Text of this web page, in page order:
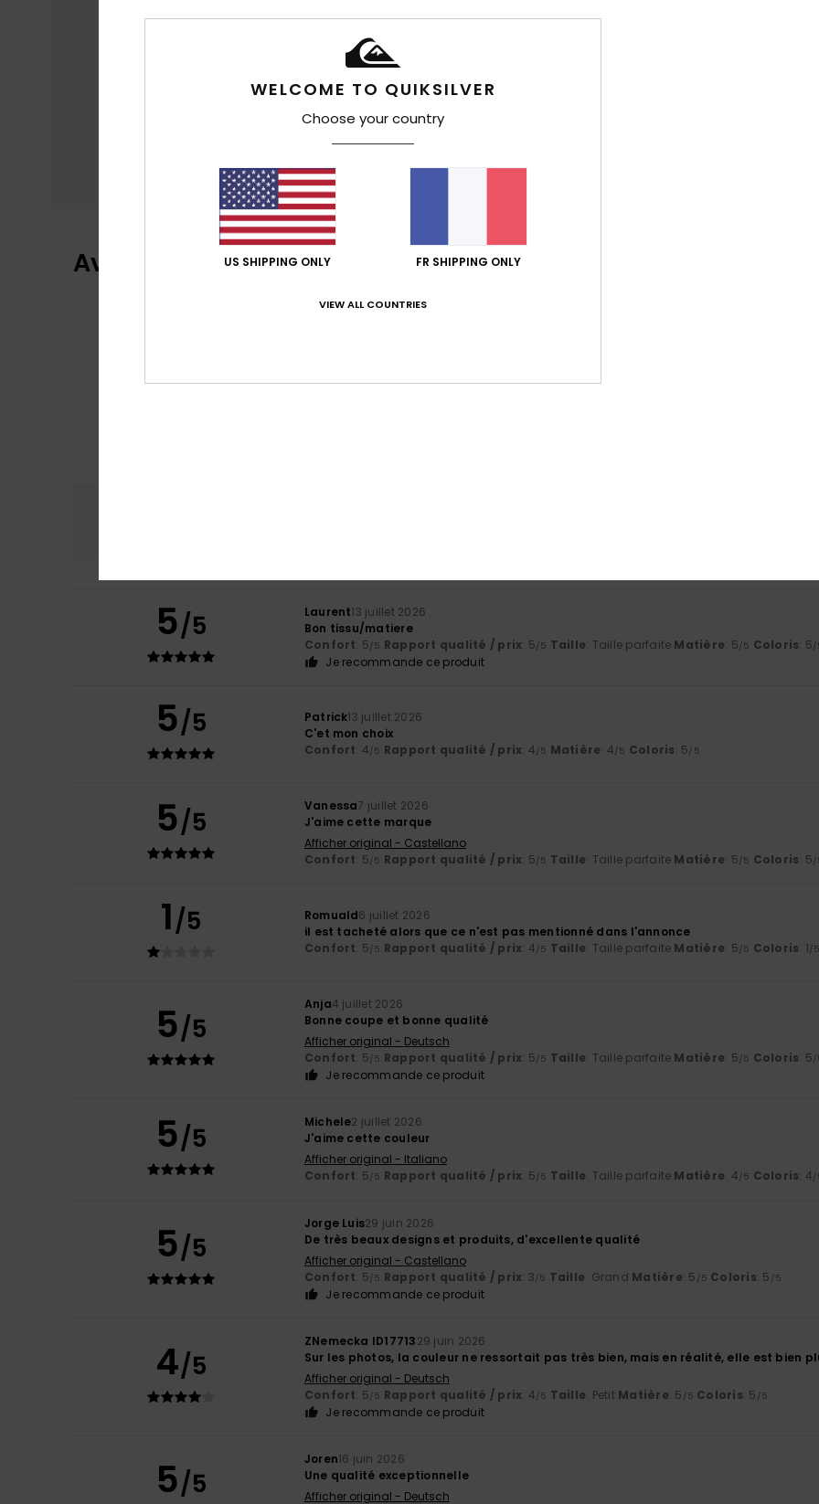
Avis clients
4.3
5/5 Laurent13 juillet 2026
Bon tissu/matiere
Confort: 5/5 Rapport qualité / prix: 5/5 Taille: Taille parfaite Matière: 5/5 Coloris: 5/
Je recommande ce produit
5/5 Patrick13 juillet 2026
C'et mon choix
Confort: 4/5 Rapport qualité / prix: 4/5 Matière: 4/5 Coloris: 5/5
5/5 Vanessa7 juillet 2026
J'aime cette marque
Afficher original - Castellano
Confort: 5/5 Rapport qualité / prix: 5/5 Taille: Taille parfaite Matière: 5/5 Coloris: 5/
1/5 Romuald6 juillet 2026
il est tacheté alors que ce n'est pas mentionné dans l'annonce
Confort: 5/5 Rapport qualité / prix: 4/5 Taille: Taille parfaite Matière: 5/5 Coloris: 1/5
5/5
Anja4 juillet 2026
Bonne coupe et bonne qualité
Afficher original - Deutsch
Confort: 5/5 Rapport qualité / prix: 5/5 Taille: Taille parfaite Matière: 5/5 Coloris: 5/
Je recommande ce produit
5/5 Michele2 juillet 2026
J'aime cette couleur
Afficher original - Italiano
Confort: 5/5 Rapport qualité / prix: 5/5 Taille: Taille parfaite Matière: 4/5 Coloris: 4/
5/5
Jorge Luis29 juin 2026
De très beaux designs et produits, d'excellente qualité
Afficher original - Castellano
Confort: 5/5 Rapport qualité / prix: 3/5 Taille: Grand Matière: 5 /5 Coloris: 5 /5
Je recommande ce produit
4/5
ZNemecka ID1771329 juin 2026
Sur les photos, la couleur ne ressortait pas très bien, mais en réalité, elle est bien
Afficher original - Deutsch
Confort: 5/5 Rapport qualité / prix: 4/5 Taille: Petit Matière: 5 /5 Coloris: 5 /5
Je recommande ce produit
5/5
Joren16 juin 2026
Une qualité exceptionnelle
Afficher original - Deutsch
WELCOME TO QUIKSILVER
Choose your country
US SHIPPING ONLY FR SHIPPING ONLY
VIEW ALL COUNTRIES